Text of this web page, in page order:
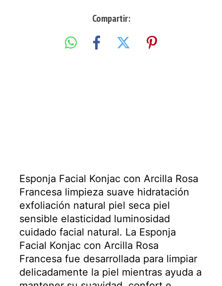
Compartir:
Esponja Facial Konjac con Arcilla Rosa
Francesa limpieza suave hidratación
exfoliación natural piel seca piel
sensible elasticidad luminosidad
cuidado facial natural. La Esponja
Facial Konjac con Arcilla Rosa
Francesa fue desarrollada para limpiar
delicadamente la piel mientras ayuda a